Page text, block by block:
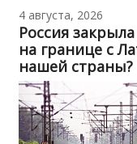
4 августа, 2026
Россия
на границе с
нашей страны?